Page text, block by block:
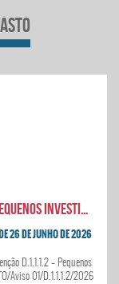
Anúncio de abertura de candidaturas - Pequenos investimentos na bioeconomia e economia circular
26 DE JUNHO DE 2026
D.1.1.1.2 – Pequenos
Aviso 01/D.1.1.1.2/2026